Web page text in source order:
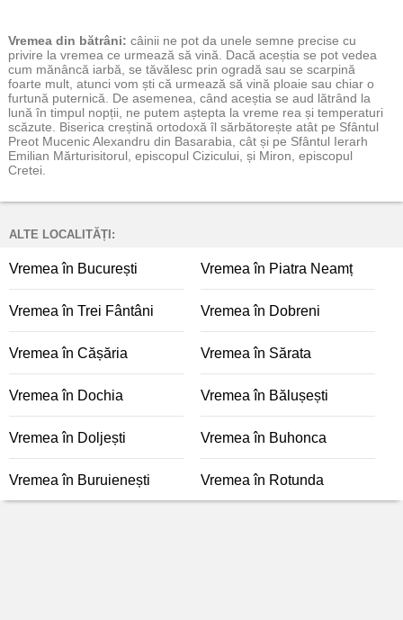
Vremea din bătrâni: câinii ne pot da unele semne precise cu
privire la vremea ce urmează să vină. Dacă aceștia se pot vedea
cum mănâncă iarbă, se tăvălesc prin ogradă sau se scarpină
foarte mult, atunci vom ști că urmează să vină ploaie sau chiar o
furtună puternică. De asemenea, când aceștia se aud lătrând la
lună în timpul nopții, ne putem aștepta la vreme rea și temperaturi
scăzute. Biserica creștină ortodoxă îl sărbătorește atât pe Sfântul
Preot Mucenic Alexandru din Basarabia, cât și pe Sfântul Ierarh
Emilian Mărturisitorul, episcopul Cizicului, și Miron, episcopul
Cretei.
ALTE LOCALITĂȚI:
Vremea în București Vremea în Piatra Neamț
Vremea în Trei Fântâni Vremea în Dobreni
Vremea în Cășăria Vremea în Sărata
Vremea în Dochia Vremea în Bălușești
Vremea în Doljești Vremea în Buhonca
Vremea în Buruienești Vremea în Rotunda